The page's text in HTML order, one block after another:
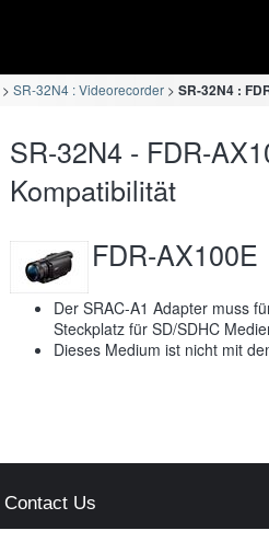
SR-32N4 : Videorecorder SR-32N4 :
SR-32N4 - FDR-
Kompatibilität
FDR-AX100E
Der SRAC-A1 Adapter muss
Steckplatz für SD/SDHC
Dieses Medium ist nicht mit
Contact Us